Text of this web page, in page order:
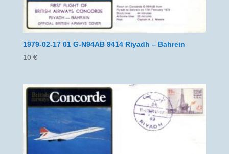
1979-02-17 01 G-N94AB 9414 Riyadh – Bahrein
10 €